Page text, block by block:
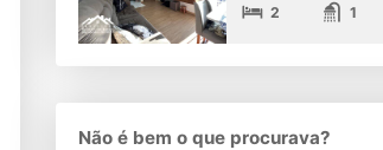
2 1
Não é bem o que procurava?